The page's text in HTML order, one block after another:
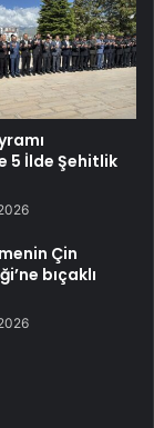
5 İlde Şehitlik
Çin
bıçaklı